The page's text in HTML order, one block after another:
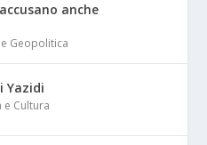
anche
e Geopolitica
Yazidi
e Cultura